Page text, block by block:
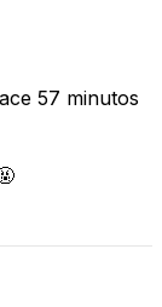
57 minutos